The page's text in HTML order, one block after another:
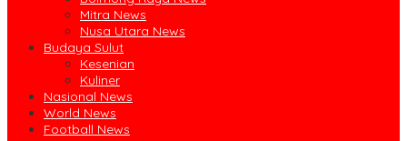
Mitra News
Nusa Utara News
Budaya Sulut
Kesenian
Kuliner
Nasional News
World News
Football News